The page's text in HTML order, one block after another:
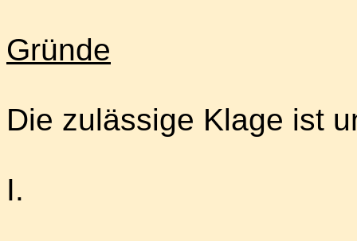
Gründe
Die zulässige Klage ist
I.